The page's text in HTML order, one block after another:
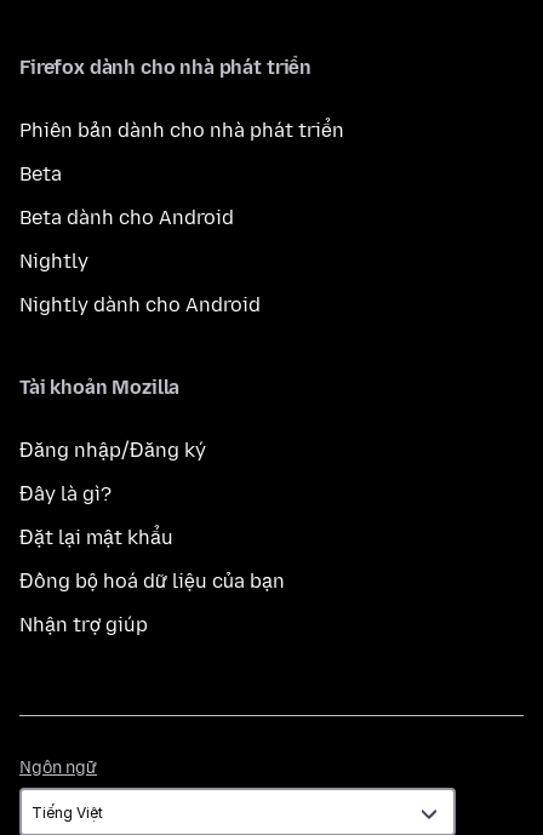
Firefox dành cho nhà phát triển
Phiên bản dành cho nhà phát triển
Beta
Beta dành cho Android
Nightly
Nightly dành cho Android
Tài khoản Mozilla
Đăng nhập/Đăng ký
Đây là gì?
Đặt lại mật khẩu
Đồng bộ hoá dữ liệu của bạn
Nhận trợ giúp
Ngôn ngữ
ngữ